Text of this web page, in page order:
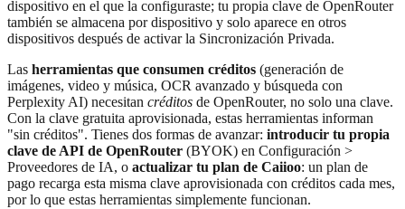
dispositivo en el que la configuraste; tu propia clave de OpenRouter
también se almacena por dispositivo y solo aparece en otros
dispositivos después de activar la Sincronización Privada.
Las herramientas que consumen créditos (generación de
imágenes, video y música, OCR avanzado y búsqueda con
Perplexity AI) necesitan créditos de OpenRouter, no solo una clave.
Con la clave gratuita aprovisionada, estas herramientas informan
"sin créditos". Tienes dos formas de avanzar: introducir tu propia
clave de API de OpenRouter (BYOK) en Configuración >
Proveedores de IA, o actualizar tu plan de Caiioo: un plan de
pago recarga esta misma clave aprovisionada con créditos cada mes,
por lo que estas herramientas simplemente funcionan.